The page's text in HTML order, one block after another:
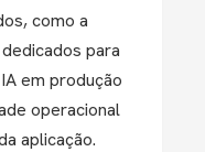
como a
para
em produção
operacional
aplicação.